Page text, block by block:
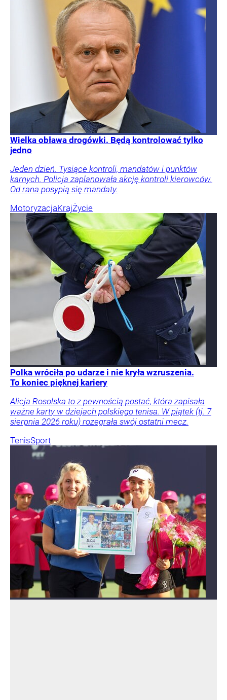
Wielka obława drogówki. Będą kontrolować tylko
jedno
Jeden dzień. Tysiące kontroli, mandatów i punktów
karnych. Policja zaplanowała akcję kontroli kierowców.
Od rana posypią się mandaty.
MotoryzacjaKrajŻycie
Polka wróciła po udarze i nie kryła wzruszenia.
To koniec pięknej kariery
Alicja Rosolska to z pewnością postać, która zapisała
ważne karty w dziejach polskiego tenisa. W piątek (tj. 7
sierpnia 2026 roku) rozegrała swój ostatni mecz.
TenisSport